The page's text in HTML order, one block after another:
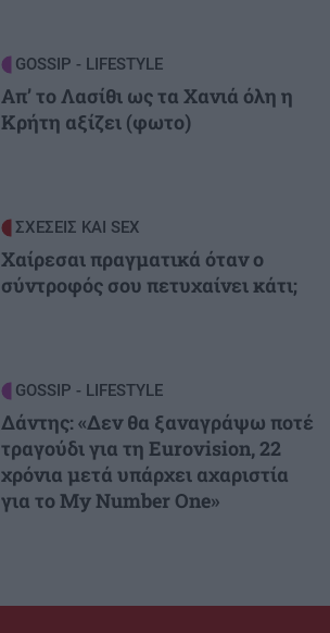
GOSSIP - LIFESTYLE
Απ’ το Λασίθι ως τα Χανιά όλη η
Κρήτη αξίζει (φωτο)
ΣΧΕΣΕΙΣ ΚΑΙ SEX
Χαίρεσαι πραγματικά όταν ο
σύντροφός σου πετυχαίνει κάτι;
GOSSIP - LIFESTYLE
Δάντης: «Δεν θα ξαναγράψω ποτέ
τραγούδι για τη Eurovision, 22
χρόνια μετά υπάρχει αχαριστία
για το My Number One»